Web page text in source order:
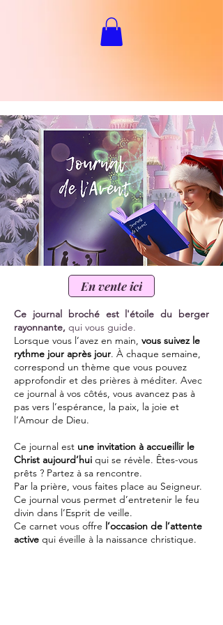
En vente ici
Ce journal broché est l'étoile du berger
rayonnante, qui vous guide.
Lorsque vous l’avez en main, vous suivez le
rythme jour après jour. À chaque semaine,
correspond un thème que vous pouvez
approfondir et des prières à méditer. Avec
ce journal à vos côtés, vous avancez pas à
pas vers l’espérance, la paix, la joie et
l’Amour de Dieu.
Ce journal est une invitation à accueillir le
Christ aujourd’hui qui se révèle. Êtes-vous
prêts ? Partez à sa rencontre.
Par la prière, vous faites place au Seigneur.
Ce journal vous permet d’entretenir le feu
divin dans l’Esprit de veille.
Ce carnet vous offre l’occasion de l’attente
active qui éveille à la naissance christique.